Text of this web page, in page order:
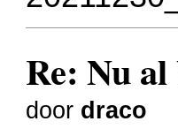
Re: Nu
door draco